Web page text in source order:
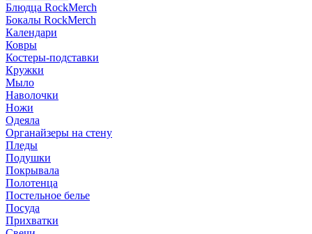
Блюдца RockMerch
Бокалы RockMerch
Календари
Ковры
Костеры-подставки
Кружки
Мыло
Наволочки
Ножи
Одеяла
Органайзеры на стену
Пледы
Подушки
Покрывала
Полотенца
Постельное белье
Посуда
Прихватки